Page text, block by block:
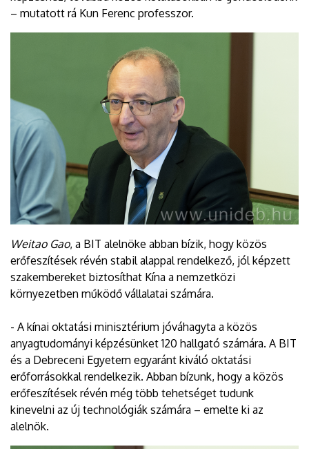
– mutatott rá Kun Ferenc professzor.
Weitao Gao, a BIT alelnöke abban bízik, hogy közös
erőfeszítések révén stabil alappal rendelkező, jól képzett
szakembereket biztosíthat Kína a nemzetközi
környezetben működő vállalatai számára.
- A kínai oktatási minisztérium jóváhagyta a közös
anyagtudományi képzésünket 120 hallgató számára. A BIT
és a Debreceni Egyetem egyaránt kiváló oktatási
erőforrásokkal rendelkezik. Abban bízunk, hogy a közös
erőfeszítések révén még több tehetséget tudunk
kinevelni az új technológiák számára – emelte ki az
alelnök.